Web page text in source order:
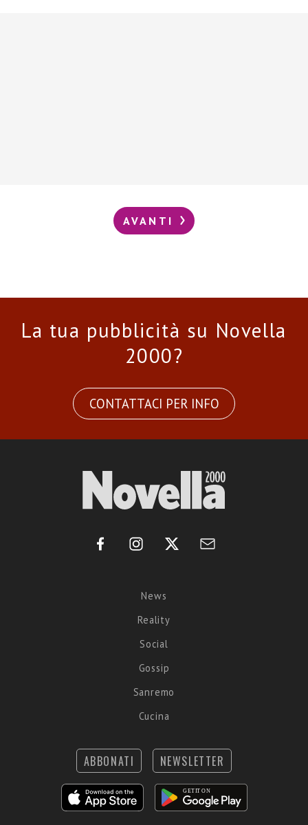
AVANTI
La tua pubblicità su Novella
2000?
CONTATTACI PER INFO
News
Reality
Social
Gossip
Sanremo
Cucina
ABBONATI NEWSLETTER